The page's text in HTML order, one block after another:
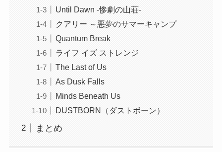
Until Dawn -惨劇の山荘-
クアリー ～悪夢のサマーキャンプ
Quantum Break
ライフ イズ ストレンジ
The Last of Us
As Dusk Falls
Minds Beneath Us
DUSTBORN（ダストボーン）
まとめ